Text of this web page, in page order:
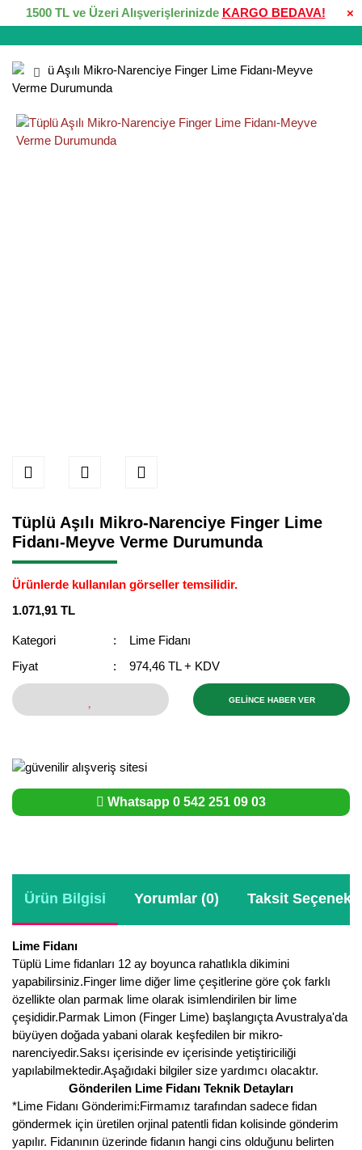
×
1500 TL ve Üzeri Alışverişlerinizde KARGO BEDAVA!
Tüplü Aşılı Mikro-Narenciye Finger Lime
Fidanı-Meyve Verme Durumunda
Ürünlerde kullanılan görseller temsilidir.
1.071,91 TL
Kategori
Lime Fidanı
Fiyat
974,46 TL + KDV
GELİNCE HABER VER
Whatsapp 0 542 251 09 03
Ürün Bilgisi Yorumlar (0) Taksit
Lime Fidanı
Tüplü Lime fidanları 12 ay boyunca rahatlıkla dikimini
yapabilirsiniz.Finger lime diğer lime çeşitlerine göre çok farklı
özellikte olan parmak lime olarak isimlendirilen bir lime
çeşididir.Parmak Limon (Finger Lime) başlangıçta Avustralya'da
büyüyen doğada yabani olarak keşfedilen bir mikro-
narenciyedir.Saksı içerisinde ev içerisinde yetiştiriciliği
yapılabilmektedir.Aşağıdaki bilgiler size yardımcı olacaktır.
Gönderilen Lime Fidanı Teknik Detayları
*Lime Fidanı Gönderimi:Firmamız tarafından sadece fidan
göndermek için üretilen orjinal patentli fidan kolisinde gönderim
yapılır. Fidanının üzerinde fidanın hangi cins olduğunu belirten